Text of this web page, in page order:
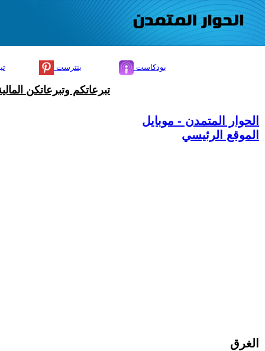
بنترست بودكاست
تبرعاتكم وتبرعاتكن
الحوار المتمدن - موبايل
الموقع الرئيسي
الغرق